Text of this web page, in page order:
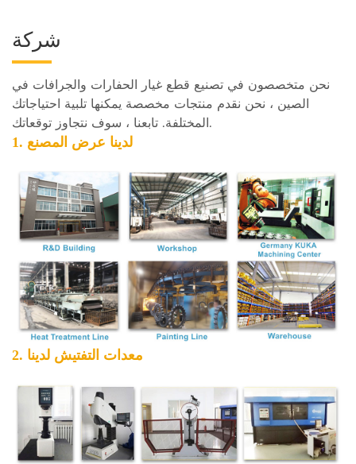
شركة
نحن متخصصون في تصنيع قطع غيار الحفارات والجرافات في
الصين ، نحن نقدم منتجات مخصصة يمكنها تلبية احتياجاتك
المختلفة. تابعنا ، سوف نتجاوز توقعاتك.
1. لدينا عرض المصنع
2. معدات التفتيش لدينا